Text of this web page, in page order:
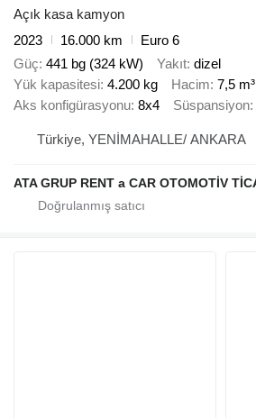
Açık kasa kamyon
2023
16.000 km
Euro 6
Güç 441 bg (324 kW) Yakıt dizel
Yük kapasitesi 4.200 kg Hacim 7,5 m³
Aks konfigürasyonu 8x4 Süspansiyon
Türkiye, YENİMAHALLE/ ANKARA